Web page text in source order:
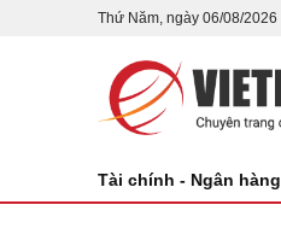
Thứ Năm, ngày 06/08/2026
Tài chính - Ngân hàng